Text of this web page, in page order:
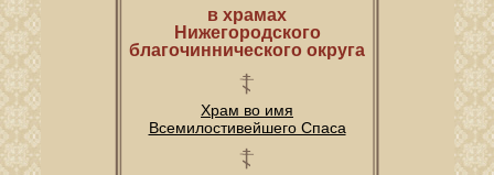
в храмах
Нижегородского
благочиннического округа
Храм во имя
Всемилостивейшего Спаса